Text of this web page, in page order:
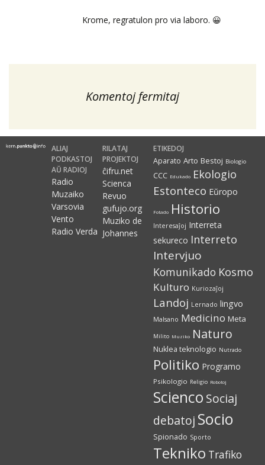
Krome, regratulon pro via laboro. 😀
Komentoj fermitaj
ALIAJ
PODKASTOJ
AŬ RADIOJ
Radio
Muzaiko
Varsovia
Vento
Radio Verda
RILATAJ
PROJEKTOJ
ĉifru.net
Scienca
Revuo
gufujo.org
Muziko de
Johannes
ETIKEDOJ
Aparato Arto Bestoj Biologio
CCC Edukado Ekologio
Estonteco Eŭropo
Fotado Historio
Interesaĵoj Interreta
sekureco Interreto
Intervjuo
Komunikado Kosmo
Kulturo Kuriozaĵoj
Landoj Lernado lingvo
Malsano Medicino Meta
Milito Muziko Naturo
Nuklea teknologio Nutrado
Politiko Programo
Psikologio Religio Robotoj
Scienco Sociaj
debatoj Socio
Spionado Sporto
Tekniko Trafiko